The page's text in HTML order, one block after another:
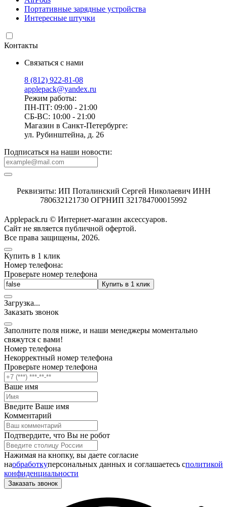
Портативные зарядные устройства
Интересные штучки
Контакты
Связаться с нами
8 (812) 922-81-08
applepack@yandex.ru
Режим работы:
ПН-ПТ: 09:00 - 21:00
СБ-ВС: 10:00 - 21:00
Магазин в Санкт-Петербурге:
ул. Рубинштейна, д. 26
Подписаться на наши новости:
Реквизиты: ИП Поталинский Сергей Николаевич ИНН
780632121730 ОГРНИП 321784700015992
Applepack.ru © Интернет-магазин аксессуаров.
Cайт не является публичной офертой.
Все права защищены, 2026.
Купить в 1 клик
Номер телефона:
Проверьте номер телефона
Купить в 1 клик
Загрузка...
Заказать звонок
Заполните поля ниже, и наши менеджеры моментально
свяжутся с вами!
Номер телефона
Некорректный номер телефона
Проверьте номер телефона
Ваше имя
Введите Ваше имя
Комментарий
Подтвердите, что Вы не робот
Нажимая на кнопку, вы даете согласие
наобработкуперсональных данных и соглашаетесь cполитикой
конфиденциальности
Заказать звонок